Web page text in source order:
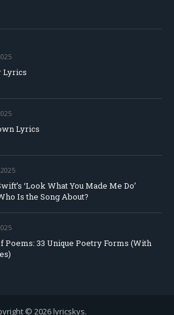
Lyrics
Lyrics
‘Look What You Made Me Do’
Is the Song About?
Poems: 33 Unique Poetry Forms (With
© 2026 lyricskys.